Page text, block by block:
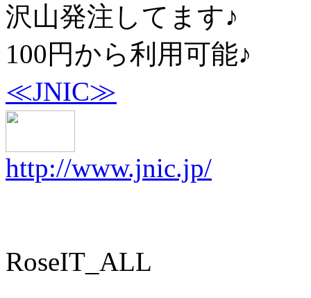
沢山発注してます♪
100円から利用可能♪
≪JNIC≫
http://www.jnic.jp/
RoseIT_ALL